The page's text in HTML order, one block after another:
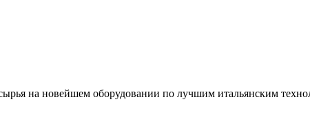
на новейшем оборудовании по лучшим итальянским